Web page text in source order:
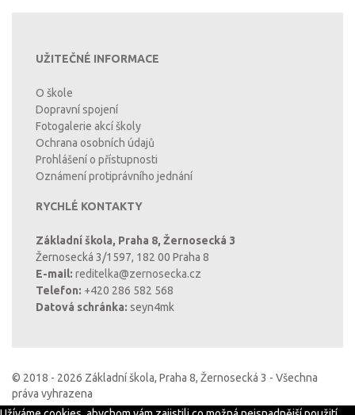
UŽITEČNÉ INFORMACE
O škole
Dopravní spojení
Fotogalerie akcí školy
Ochrana osobních údajů
Prohlášení o přístupnosti
Oznámení protiprávního jednání
RYCHLÉ KONTAKTY
Základní škola, Praha 8, Žernosecká 3
Žernosecká 3/1597, 182 00 Praha 8
E-mail: reditelka@zernosecka.cz
Telefon: +420 286 582 568
Datová schránka: seyn4mk
© 2018 - 2026 Základní škola, Praha 8, Žernosecká 3 - Všechna
práva vyhrazena